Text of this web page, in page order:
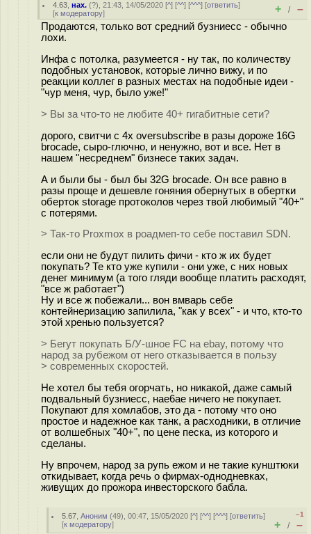
4.63 ,нах. (?), 21:43, 14/05/2020 [^] [^^] [^^^] [ответить]
[к модератору] + / –
Продаются, только вот средний бузниесс - обычно
лохи.
Инфа с потолка, разумеется - ну так, по количеству
подобных установок, которые лично вижу, и по
реакции коллег в разных местах на подобные идеи -
"чур меня, чур, было уже!"
> Вы за что-то не любите 40+ гигабитные сети?
дорого, свитчи c 4x oversubscribe в разы дороже 16G
brocade, сыро-глючно, и ненужно, вот и все. Нет в
нашем "несреднем" бизнесе таких задач.
А и были бы - был бы 32G brocade. Он все равно в
разы проще и дешевле гоняния обернутых в обертки
оберток storage протоколов через твой любимый "40+"
с потерями.
> Так-то Proxmox в роадмеп-то себе поставил SDN.
если они не будут пилить фичи - кто ж их будет
покупать? Те кто уже купили - они уже, с них новых
денег минимум (а того гляди вообще платить расходят,
"все ж работает")
Ну и все ж побежали... вон вмварь себе
контейнеризацию запилила, "как у всех" - и что, кто-то
этой хренью пользуется?
> Бегут покупать Б/У-шное FC на ebay, потому что
народ за рубежом от него отказывается в пользу
> современных скоростей.
Не хотел бы тебя огорчать, но никакой, даже самый
подвальный бузниесс, нае6ае ничего не покупает.
Покупают для хомлабов, это да - потому что оно
простое и надежное как танк, а расходники, в отличие
от волшебных "40+", по цене песка, из которого и
сделаны.
Ну впрочем, народ за рупь ежом и не такие кунштюки
откидывает, когда речь о фирмах-однодневках,
живущих до прожора инвесторского бабла.
5.67 ,Аноним (49), 00:47, 15/05/2020 [^] [^^] [^^^] [ответить]
[к модератору]
–1
+ / –